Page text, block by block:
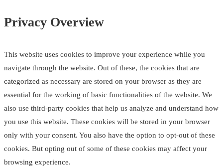
Privacy Overview
This website uses cookies to improve your experience while you
navigate through the website. Out of these, the cookies that are
categorized as necessary are stored on your browser as they are
essential for the working of basic functionalities of the website. We
also use third-party cookies that help us analyze and understand how
you use this website. These cookies will be stored in your browser
only with your consent. You also have the option to opt-out of these
cookies. But opting out of some of these cookies may affect your
browsing experience.